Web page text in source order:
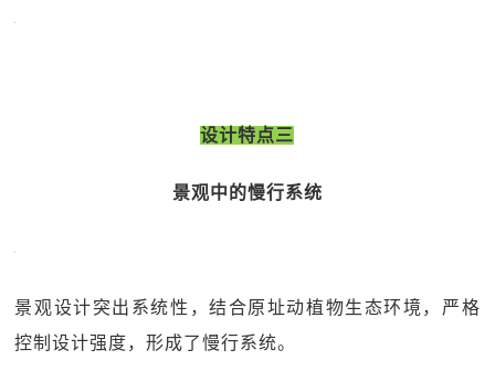
设计特点三
景观中的慢行系统
景观设计突出系统性，结合原址动植物生态环境，严格
控制设计强度，形成了慢行系统。